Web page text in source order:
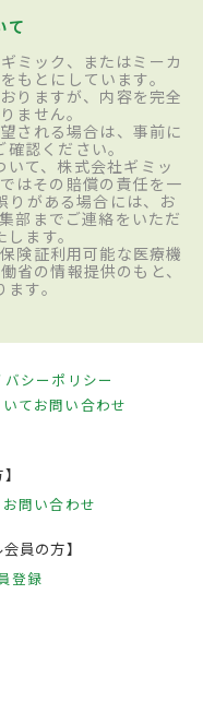
て
ミック、またはミーカ
もとにしています。
りますが、内容を完全
ません。
される場合は、事前に
認ください。
て、株式会社ギミッ
はその賠償の責任を一
りがある場合には、お
部までご連絡をいただ
ます。
険証利用可能な医療機
省の情報提供のもと、
す。
バシーポリシー
てお問い合わせ
お問い合わせ
員の方】
登録